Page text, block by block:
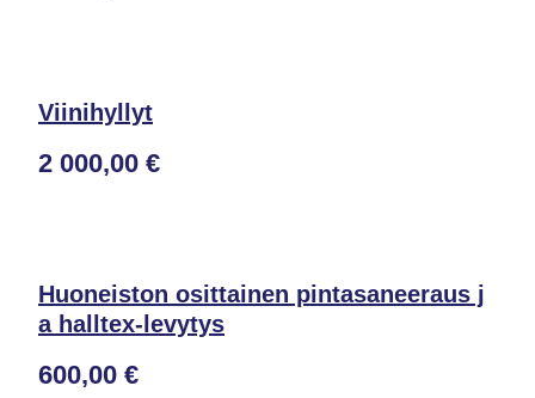
Viinihyllyt
2 000,00 €
Huoneiston osittainen pintasaneeraus j
a halltex-levytys
600,00 €